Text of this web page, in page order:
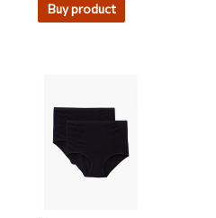
Buy product